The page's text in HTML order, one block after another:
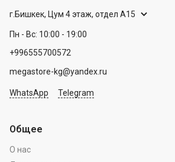
г.Бишкек, Цум 4 этаж, отдел А15
Пн - Вс: 10:00 - 19:00
+996555700572
megastore-kg@yandex.ru
WhatsApp Telegram
Общее
О нас